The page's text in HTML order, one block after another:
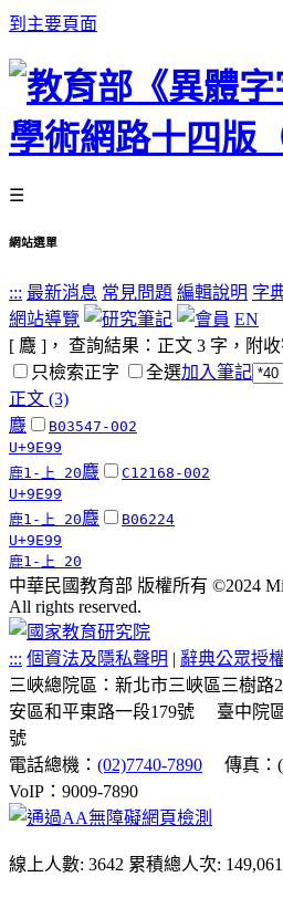
到主要頁面
☰
網站選單
::: 最新消息 常見問題 編輯說明 字
網站導覽
EN
[ 麙 ]， 查詢結果：正文 3 字，附
只檢索正字
全選加入筆記
正文 (3)
麙
B03547-002
U+9E99
鹿1-上 20麙
C12168-002
U+9E99
鹿1-上 20麙
B06224
U+9E99
鹿1-上 20
中華民國教育部 版權所有 ©2024
All rights reserved.
::: 個資法及隱私聲明 | 辭典公眾授
三峽總院區：新北市三峽區三樹路
安區和平東路一段179號
臺中院
號
電話總機： (02)7740-7890 傳真：
VoIP：9009-7890
線上人數: 3642 累積總人次: